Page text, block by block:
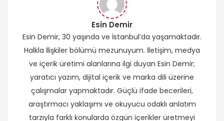
Esin Demir
Esin Demir, 30 yaşında ve İstanbul’da yaşamaktadır.
Halkla İlişkiler bölümü mezunuyum. İletişim, medya
ve içerik üretimi alanlarına ilgi duyan Esin Demir;
yaratıcı yazım, dijital içerik ve marka dili üzerine
çalışmalar yapmaktadır. Güçlü ifade becerileri,
araştırmacı yaklaşımı ve okuyucu odaklı anlatım
tarzıyla farklı konularda özgün içerikler üretmeyi